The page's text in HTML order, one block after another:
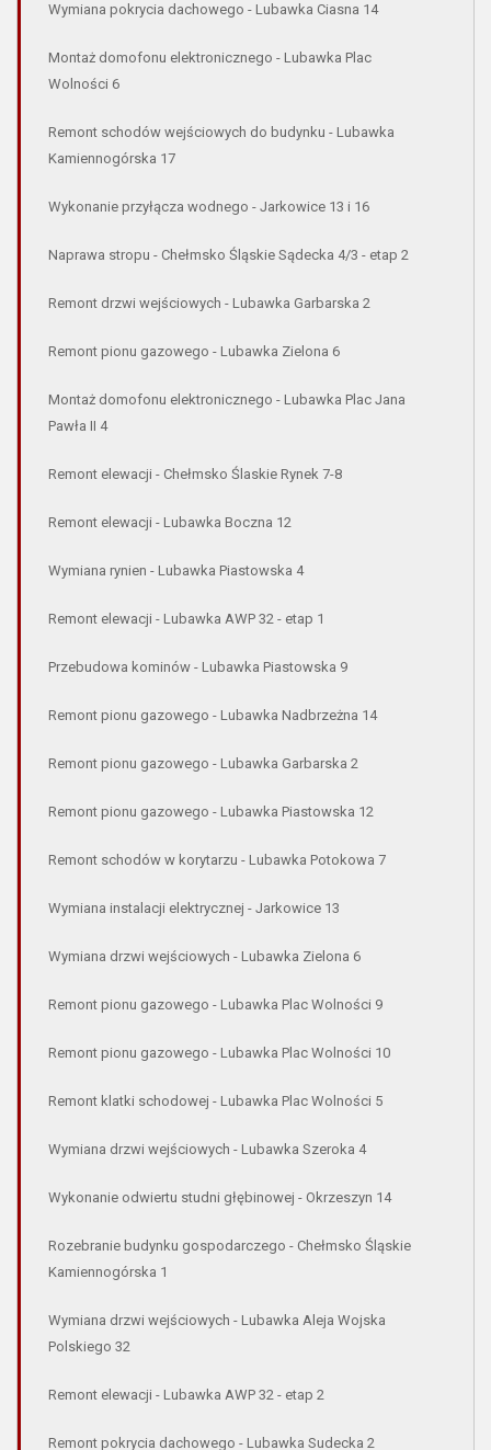
Wymiana pokrycia dachowego - Lubawka Ciasna 14
Montaż domofonu elektronicznego - Lubawka Plac
Wolności 6
Remont schodów wejściowych do budynku - Lubawka
Kamiennogórska 17
Wykonanie przyłącza wodnego - Jarkowice 13 i 16
Naprawa stropu - Chełmsko Śląskie Sądecka 4/3 - etap 2
Remont drzwi wejściowych - Lubawka Garbarska 2
Remont pionu gazowego - Lubawka Zielona 6
Montaż domofonu elektronicznego - Lubawka Plac Jana
Pawła II 4
Remont elewacji - Chełmsko Ślaskie Rynek 7-8
Remont elewacji - Lubawka Boczna 12
Wymiana rynien - Lubawka Piastowska 4
Remont elewacji - Lubawka AWP 32 - etap 1
Przebudowa kominów - Lubawka Piastowska 9
Remont pionu gazowego - Lubawka Nadbrzeżna 14
Remont pionu gazowego - Lubawka Garbarska 2
Remont pionu gazowego - Lubawka Piastowska 12
Remont schodów w korytarzu - Lubawka Potokowa 7
Wymiana instalacji elektrycznej - Jarkowice 13
Wymiana drzwi wejściowych - Lubawka Zielona 6
Remont pionu gazowego - Lubawka Plac Wolności 9
Remont pionu gazowego - Lubawka Plac Wolności 10
Remont klatki schodowej - Lubawka Plac Wolności 5
Wymiana drzwi wejściowych - Lubawka Szeroka 4
Wykonanie odwiertu studni głębinowej - Okrzeszyn 14
Rozebranie budynku gospodarczego - Chełmsko Śląskie
Kamiennogórska 1
Wymiana drzwi wejściowych - Lubawka Aleja Wojska
Polskiego 32
Remont elewacji - Lubawka AWP 32 - etap 2
Remont pokrycia dachowego - Lubawka Sudecka 2